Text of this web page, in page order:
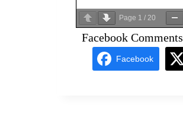
Page 1 / 20
Facebook Comments
Facebook